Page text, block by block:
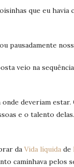
que eu havia
pausadamente
veio na
deveriam
e o talento
da Vida líquida de
caminhava pelos